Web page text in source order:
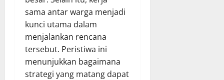
sama antar warga menjadi
kunci utama dalam
menjalankan rencana
tersebut. Peristiwa ini
menunjukkan bagaimana
strategi yang matang dapat